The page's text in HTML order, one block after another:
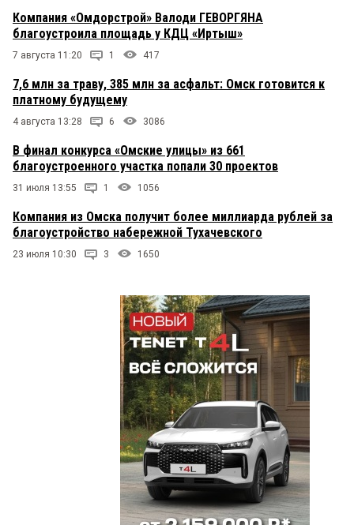
Компания «Омдорстрой» Валоди ГЕВОРГЯНА
благоустроила площадь у КДЦ «Иртыш»
7 августа 11:20 1 417
7,6 млн за траву, 385 млн за асфальт: Омск готовится к
платному будущему
4 августа 13:28 6 3086
В финал конкурса «Омские улицы» из 661
благоустроенного участка попали 30 проектов
31 июля 13:55 1 1056
Компания из Омска получит более миллиарда рублей за
благоустройство набережной Тухачевского
23 июля 10:30 3 1650